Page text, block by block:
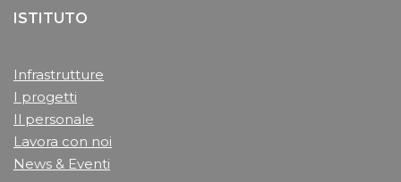
ISTITUTO
Infrastrutture
I progetti
Il personale
Lavora con noi
News & Eventi